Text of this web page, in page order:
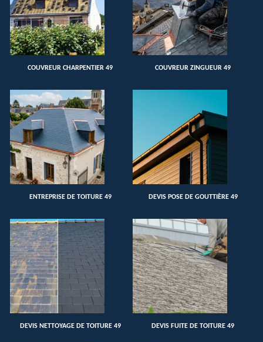
COUVREUR CHARPENTIER 49 COUVREUR ZINGUEUR 49
ENTREPRISE DE TOITURE 49 DEVIS POSE DE GOUTTIÈRE 49
DEVIS NETTOYAGE DE TOITURE 49 DEVIS FUITE DE TOITURE 49